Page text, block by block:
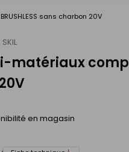
sans charbon 20V
SKIL
matériaux
en magasin